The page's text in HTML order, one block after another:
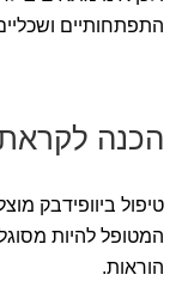
התפתחותיים
הכנה לקראת
טיפול ביוופידבק
המטופל להיות
הוראות.